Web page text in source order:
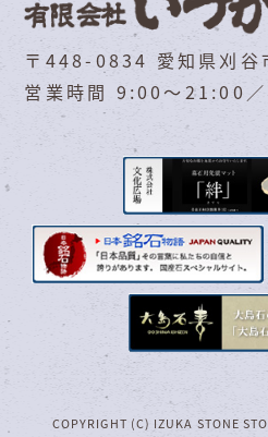
〒448-0834 愛知県刈谷
営業時間 9:00～21:00／
COPYRIGHT (C) IZUKA STONE